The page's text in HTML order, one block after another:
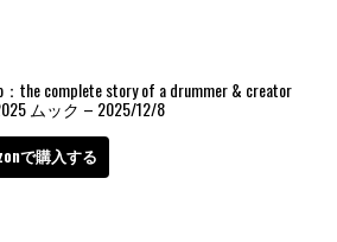
：the complete story of a drummer & creator
ムック – 2025/12/8
で購入する